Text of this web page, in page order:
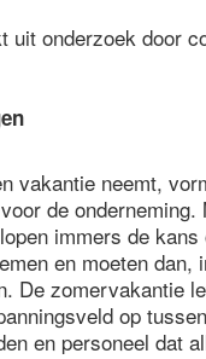
uit onderzoek door
vakantie neemt,
de onderneming.
immers de kans
en moeten dan,
De zomervakantie
op
en personeel dat